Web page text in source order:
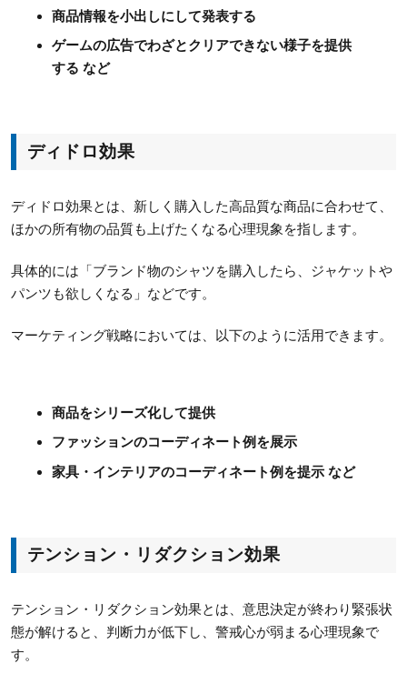
商品情報を小出しにして発表する
ゲームの広告でわざとクリアできない様子を提供
する など
ディドロ効果
ディドロ効果とは、新しく購入した高品質な商品に合わせて、
ほかの所有物の品質も上げたくなる心理現象を指します。
具体的には「ブランド物のシャツを購入したら、ジャケットや
パンツも欲しくなる」などです。
マーケティング戦略においては、以下のように活用できます。
商品をシリーズ化して提供
ファッションのコーディネート例を展示
家具・インテリアのコーディネート例を提示 など
テンション・リダクション効果
テンション・リダクション効果とは、意思決定が終わり緊張状
態が解けると、判断力が低下し、警戒心が弱まる心理現象で
す。